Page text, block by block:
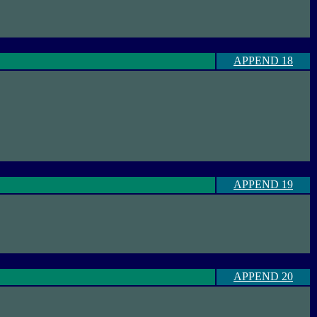
APPEND 18
APPEND 19
APPEND 20